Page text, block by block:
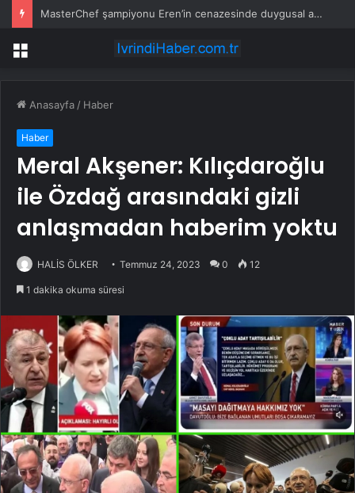
MasterChef şampiyonu Eren’in cenazesinde duygusal anlar: Annesi güçlükle ayakta durabildi
Menü
Anasayfa / Haber
Haber
Meral Akşener: Kılıçdaroğlu
ile Özdağ arasındaki gizli
anlaşmadan haberim yoktu
HALİS ÖLKER Temmuz 24, 2023 0 12
1 dakika okuma süresi